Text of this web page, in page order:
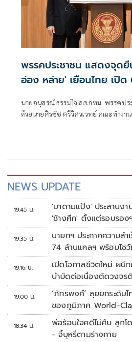
พรรคประชาชน แสดงจุด
อ่อง หล่าย' เยือนไทย เปิด
นายอนุสรณ์ ธรรมใจ สส.กทม. พรรคป
ด้วยนายศิรชัช ตรีวิศวเวทย์ คณะทำงาน
NEWS UPDATE
19:45 น.
'มาดามแป้ง' ประสานง
'ช้างศึก' ตั้งแต่รอบรอง
19:35 น.
นายกฯ ประกาศความสำ
74 ล้านแคลฯ พร้อมโชว์
19:16 น.
เปิดโอกาสชีวิตใหม่ ผนึ
บำบัดต่อเนื่องตัดวงจร
19:00 น.
‘ภัทรพงศ์’ ลุยยกระดับ
ของภูมิภาค World-
ห้องข่าวไทยโพสต์สุดสั
18:34 น.
พ่อร้อนใจคดีไม่คืบ ลูกโ
- จี้บุหรี่ตามร่างกาย